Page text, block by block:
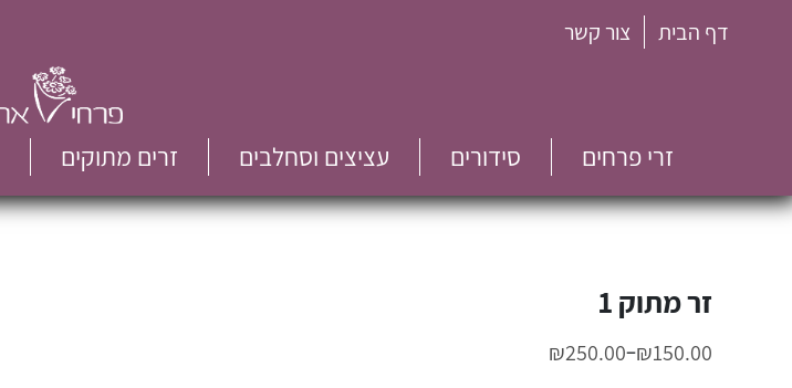
דף הבית צור קשר
זרי פרחים סידורים עציצים וסחלבים זרים מתוקים
זר מתוק 1
₪150.00
–
₪250.00